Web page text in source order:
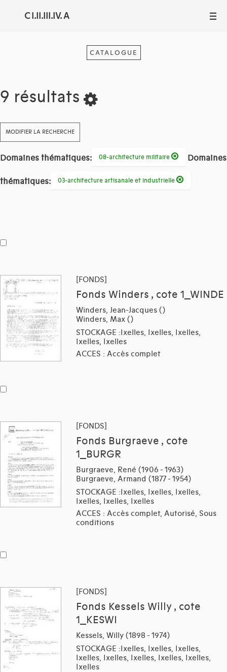
C I.II.III.IV. A III
CATALOGUE
9 résultats
MODIFIER LA RECHERCHE
Domaines thématiques: 08-architecture militaire Domaines
thématiques: 03-architecture artisanale et industrielle
[FONDS]
Fonds Winders , cote 1_WINDE
Winders, Jean-Jacques ()
Winders, Max ()
STOCKAGE :Ixelles, Ixelles, Ixelles,
Ixelles, Ixelles
ACCES : Accès complet
[FONDS]
Fonds Burgraeve , cote
1_BURGR
Burgraeve, René (1906 - 1963)
Burgraeve, Armand (1877 - 1954)
STOCKAGE :Ixelles, Ixelles, Ixelles,
Ixelles, Ixelles, Ixelles
ACCES : Accès complet, Autorisé, Sous
conditions
[FONDS]
Fonds Kessels Willy , cote
1_KESWI
Kessels, Willy (1898 - 1974)
STOCKAGE :Ixelles, Ixelles, Ixelles,
Ixelles, Ixelles, Ixelles, Ixelles, Ixelles,
Ixelles